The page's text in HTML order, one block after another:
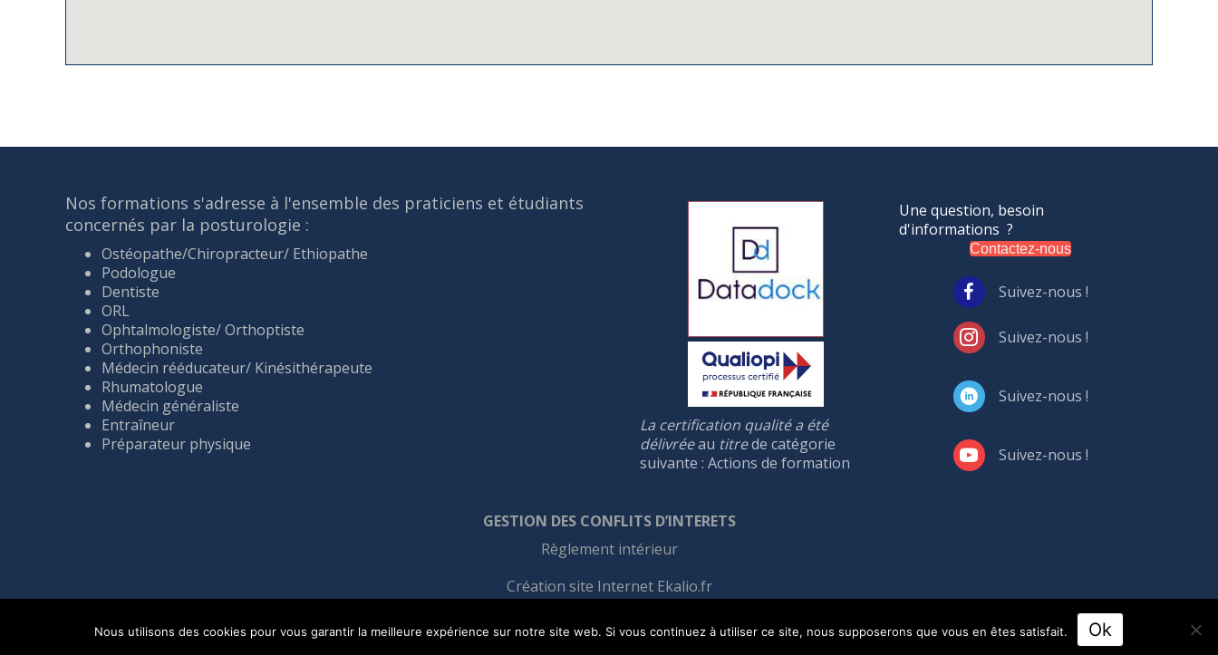
Nos formations s'adresse à l'ensemble des praticiens et étudiants
concernés par la posturologie :
Ostéopathe/Chiropracteur/ Ethiopathe
Podologue
Dentiste
ORL
Ophtalmologiste/ Orthoptiste
Orthophoniste
Médecin rééducateur/ Kinésithérapeute
Rhumatologue
Médecin généraliste
Entraîneur
Préparateur physique
La certification qualité a été
délivréeau titrede catégorie
suivante : Actions de formation
Une question, besoin
d'informations ?
Contactez-nous
Suivez-nous !
Suivez-nous !
Suivez-nous !
Suivez-nous !
GESTION DES CONFLITS D’INTERETS
Règlement intérieur
Création site Internet Ekalio.fr
Informations légales
Nous utilisons des cookies pour vous garantir la meilleure expérience sur notre site web. Si vous continuez à utiliser ce site, nous supposerons que vous en êtes satisfait. Ok